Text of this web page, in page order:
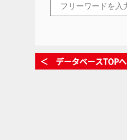
＜ データベースTOPへ